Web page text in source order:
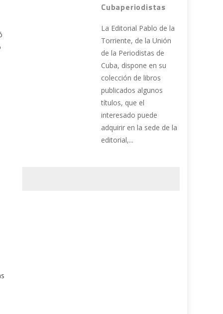
Cubaperiodistas
La Editorial Pablo de la
Torriente, de la Unión
de la Periodistas de
Cuba, dispone en su
colección de libros
publicados algunos
títulos, que el
interesado puede
adquirir en la sede de la
editorial,...